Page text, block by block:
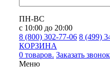
ПН-ВС
с 10:00 до 20:00
8 (800) 302-77-06 8 (499)
КОРЗИНА
0 товаров. Заказать звонок
Меню